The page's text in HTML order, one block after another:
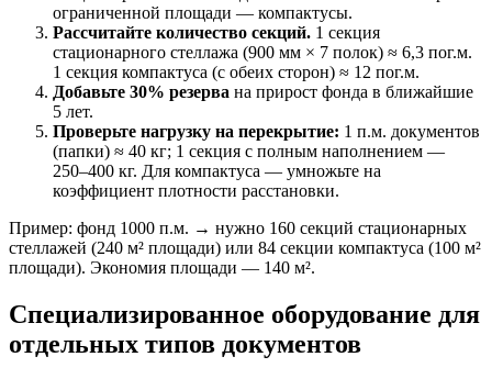
ограниченной площади — компактусы.
Рассчитайте количество секций. 1 секция
стационарного стеллажа (900 мм × 7 полок) ≈ 6,3 пог.м.
1 секция компактуса (с обеих сторон) ≈ 12 пог.м.
Добавьте 30% резерва на прирост фонда в ближайшие
5 лет.
Проверьте нагрузку на перекрытие: 1 п.м. документов
(папки) ≈ 40 кг; 1 секция с полным наполнением —
250–400 кг. Для компактуса — умножьте на
коэффициент плотности расстановки.
Пример: фонд 1000 п.м. → нужно 160 секций стационарных
стеллажей (240 м² площади) или 84 секции компактуса (100 м²
площади). Экономия площади — 140 м².
Специализированное оборудование для
отдельных типов документов